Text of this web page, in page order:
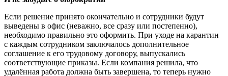
Если решение принято окончательно и сотрудники будут
выведены в офис (неважно, все сразу или постепенно),
необходимо правильно это оформить. При уходе на карантин
с каждым сотрудником заключалось дополнительное
соглашение к его трудовому договору, выпускались
соответствующие приказы. Если компания решила, что
удалённая работа должна быть завершена, то теперь нужно